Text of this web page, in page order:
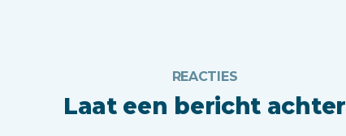
REACTIES
Laat een bericht achter